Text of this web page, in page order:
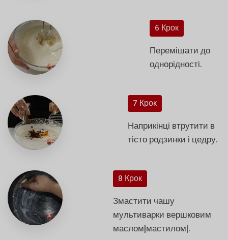
6 Крок
Перемішати до
однорідності.
7 Крок
Наприкінці втрутити в
тісто родзинки і цедру.
8 Крок
Змастити чашу
мультиварки вершковим
маслом|мастилом|.